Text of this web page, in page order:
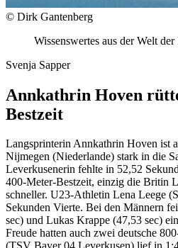
© Dirk Gantenberg
Wissenswertes aus der Welt
Svenja Sapper
Annkathrin Hoven
Bestzeit
Langsprinterin Annkathrin Hoven ist
Nijmegen (Niederlande) stark in die
Leverkusenerin fehlte in 52,52
400-Meter-Bestzeit, einzig die Britin
schneller. U23-Athletin Lena Leege
Sekunden Vierte. Bei den Männern
sec) und Lukas Krappe (47,53 sec)
Freude hatten auch zwei deutsche